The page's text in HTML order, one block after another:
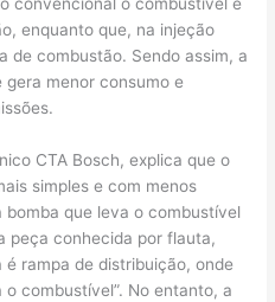
enquanto que, na injeção
de combustão. Sendo assim, a
menor consumo e
CTA Bosch, explica que o
simples e com menos
bomba que leva o combustível
peça conhecida por flauta,
rampa de distribuição, onde
combustível”. No entanto, a